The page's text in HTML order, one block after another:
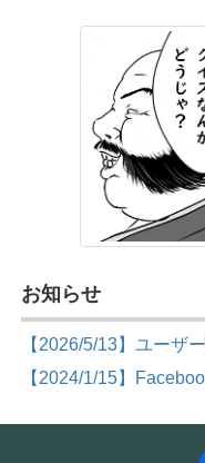
お知らせ
【2026/5/13】ユーザ
【2024/1/15】